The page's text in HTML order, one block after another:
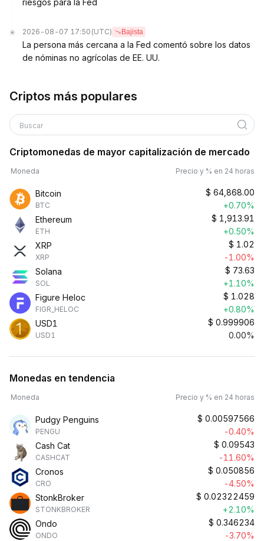
riesgos para la Fed
2026-08-07 17:50 (UTC) Bajista
La persona más cercana a la Fed comentó sobre los datos
de nóminas no agrícolas de EE. UU.
Criptos más populares
Buscar
Criptomonedas de mayor capitalización de mercado
Moneda Precio y % en 24 horas
Bitcoin
BTC
$ 64,868.00
+0.70%
Ethereum
ETH
$ 1,913.91
+0.50%
XRP
XRP
$ 1.02
-1.00%
Solana
SOL
$ 73.63
+1.10%
Figure Heloc
FIGR_HELOC
$ 1.028
+0.80%
USD1
USD1
$ 0.999906
0.00%
Monedas en tendencia
Moneda Precio y % en 24 horas
Pudgy Penguins
PENGU
$ 0.00597566
-0.40%
Cash Cat
CASHCAT
$ 0.09543
-11.60%
Cronos
CRO
$ 0.050856
-4.50%
StonkBroker
STONKBROKER
$ 0.02322459
+2.10%
Ondo
ONDO
$ 0.346234
-3.70%